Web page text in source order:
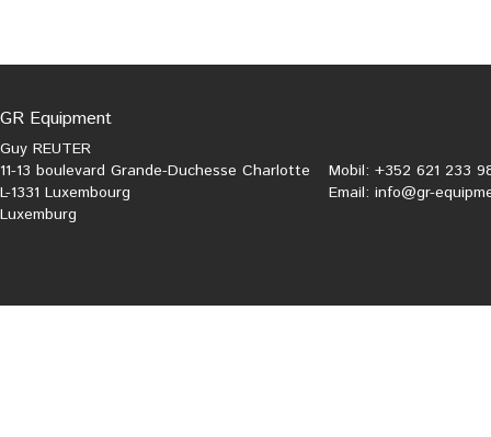
GR Equipment
Guy REUTER
11-13 boulevard Grande-Duchesse Charlotte
L-1331 Luxembourg
Luxemburg
Mobil: +352 621 233
Email: info@gr-